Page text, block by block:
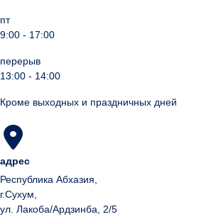
пт
9:00 - 17:00
перерыв
13:00 - 14:00
Кроме выходных и праздничных дней
адрес
Республика Абхазия,
г.Сухум,
ул. Лакоба/Ардзинба, 2/5